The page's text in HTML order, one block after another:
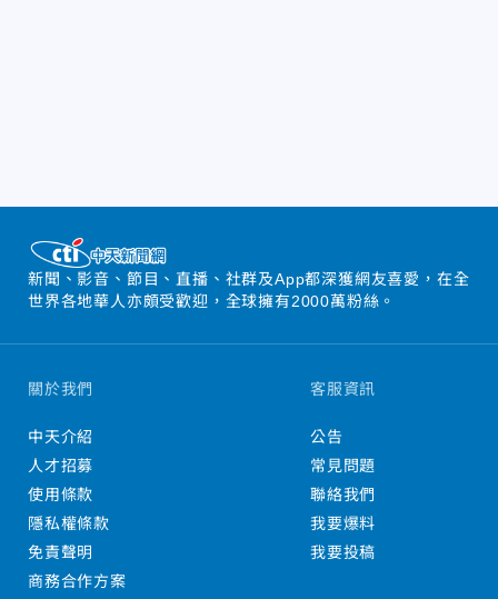
新聞、影音、節目、直播、社群及App都深獲網友喜愛，在全
世界各地華人亦頗受歡迎，全球擁有2000萬粉絲。
關於我們
中天介紹
人才招募
使用條款
隱私權條款
免責聲明
商務合作方案
客服資訊
公告
常見問題
聯絡我們
我要爆料
我要投稿